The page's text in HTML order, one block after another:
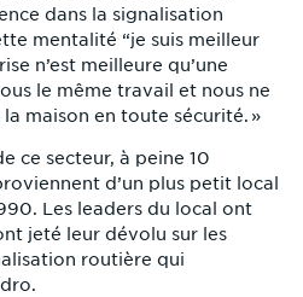
dans la signalisation
mentalité “je suis meilleur
n’est meilleure qu’une
le même travail et nous ne
maison en toute sécurité. »
ce secteur, à peine 10
d’un plus petit local
Les leaders du local ont
jeté leur dévolu sur les
routière qui